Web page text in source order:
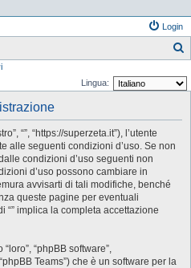
Login
Lingua:
“”, “https://superzeta.it”), l’utente
alle seguenti condizioni d’uso. Se non
condizioni d’uso seguenti non
d’uso possono cambiare in
avvisarti di tali modifiche, benché
queste pagine per eventuali
“” implica la completa accettazione
“phpBB software”,
Teams”) che è un software per la